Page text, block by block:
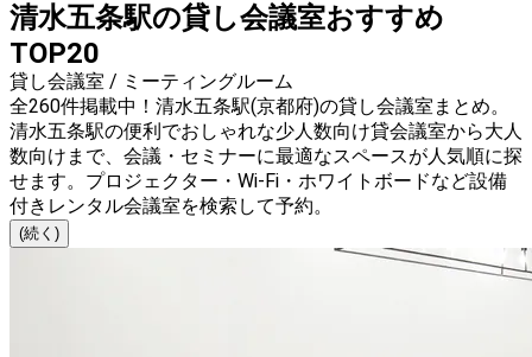
清水五条駅の貸し会議室おすすめ
TOP20
貸し会議室 / ミーティングルーム
全260件掲載中！清水五条駅(京都府)の貸し会議室まとめ。
清水五条駅の便利でおしゃれな少人数向け貸会議室から大人
数向けまで、会議・セミナーに最適なスペースが人気順に探
せます。プロジェクター・Wi-Fi・ホワイトボードなど設備
付きレンタル会議室を検索して予約。
(続く)